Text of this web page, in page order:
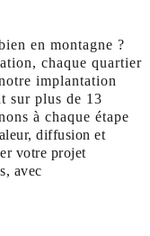
en montagne ?
chaque quartier
implantation
sur plus de 13
à chaque étape
diffusion et
votre projet
avec